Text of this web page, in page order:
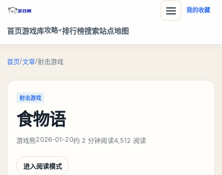
首页游戏库攻略 排行榜搜索站点地图
我的收藏
首页/文章/射击游戏
射击游戏
食物语
游戏熊2026-01-20约 2 分钟阅读4,512 阅读
进入阅读模式